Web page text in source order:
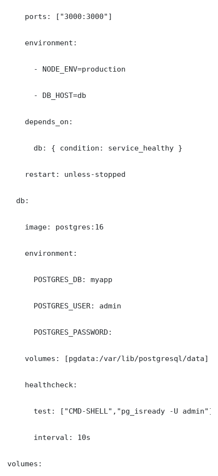
    ports: ["3000:3000"]
    environment:
      - NODE_ENV=production
      - DB_HOST=db
    depends_on:
      db: { condition: service_healthy }
    restart: unless-stopped
  db:
    image: postgres:16
    environment:
      POSTGRES_DB: myapp
      POSTGRES_USER: admin
      POSTGRES_PASSWORD:
    volumes: [pgdata:/var/lib/postgresql/data]
    healthcheck:
      test: ["CMD-SHELL","pg_isready -U admin"]
      interval: 10s
volumes: